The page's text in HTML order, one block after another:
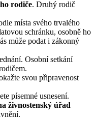
rodiče. Druhý rodič
místa svého trvalého
schránku, osobně ho
může podat i zákonný
Osobní setkání
svou připravenost
písemné usnesení.
živnostenský úřad